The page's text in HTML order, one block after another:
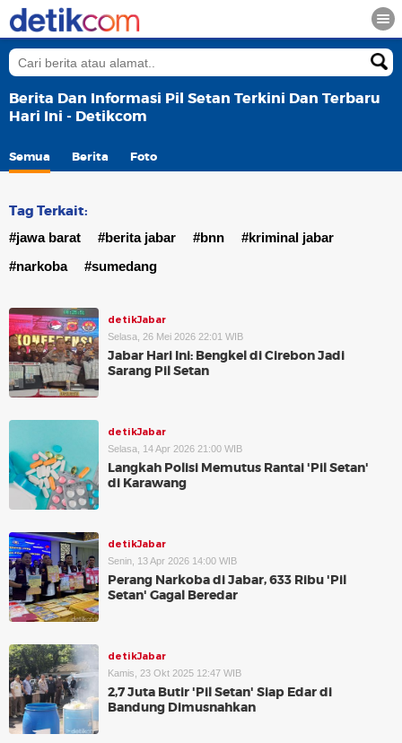
Berita Dan Informasi Pil Setan Terkini Dan Terbaru
Hari Ini - Detikcom
Semua Berita Foto
Tag Terkait:
#jawa barat #berita jabar #bnn
#kriminal jabar
#narkoba
#sumedang
detikJabar
Selasa, 26 Mei 2026 22:01 WIB
Jabar Hari Ini: Bengkel di Cirebon Jadi
Sarang Pil Setan
detikJabar
Selasa, 14 Apr 2026 21:00 WIB
Langkah Polisi Memutus Rantai 'Pil Setan'
di Karawang
detikJabar
Senin, 13 Apr 2026 14:00 WIB
Perang Narkoba di Jabar, 633 Ribu 'Pil
Setan' Gagal Beredar
detikJabar
Kamis, 23 Okt 2025 12:47 WIB
2,7 Juta Butir 'Pil Setan' Siap Edar di
Bandung Dimusnahkan